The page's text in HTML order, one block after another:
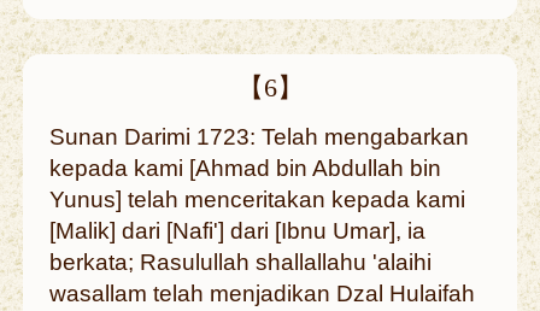
【6】
Sunan Darimi 1723: Telah mengabarkan
kepada kami [Ahmad bin Abdullah bin
Yunus] telah menceritakan kepada kami
[Malik] dari [Nafi'] dari [Ibnu Umar], ia
berkata; Rasulullah shallallahu 'alaihi
wasallam telah menjadikan Dzal Hulaifah